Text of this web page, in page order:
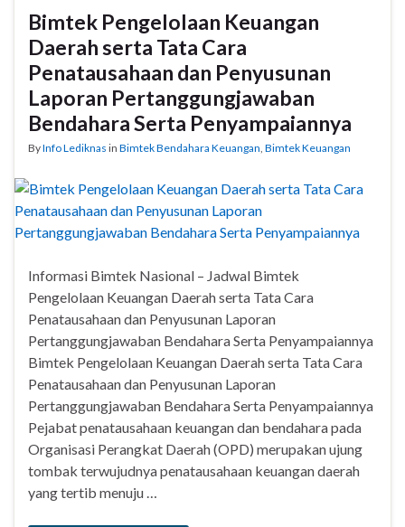
Bimtek Pengelolaan Keuangan
Daerah serta Tata Cara
Penatausahaan dan Penyusunan
Laporan Pertanggungjawaban
Bendahara Serta Penyampaiannya
ByInfo Lediknas in Bimtek Bendahara Keuangan, Bimtek Keuangan
Informasi Bimtek Nasional – Jadwal Bimtek
Pengelolaan Keuangan Daerah serta Tata Cara
Penatausahaan dan Penyusunan Laporan
Pertanggungjawaban Bendahara Serta Penyampaiannya
Bimtek Pengelolaan Keuangan Daerah serta Tata Cara
Penatausahaan dan Penyusunan Laporan
Pertanggungjawaban Bendahara Serta Penyampaiannya
Pejabat penatausahaan keuangan dan bendahara pada
Organisasi Perangkat Daerah (OPD) merupakan ujung
tombak terwujudnya penatausahaan keuangan daerah
yang tertib menuju …